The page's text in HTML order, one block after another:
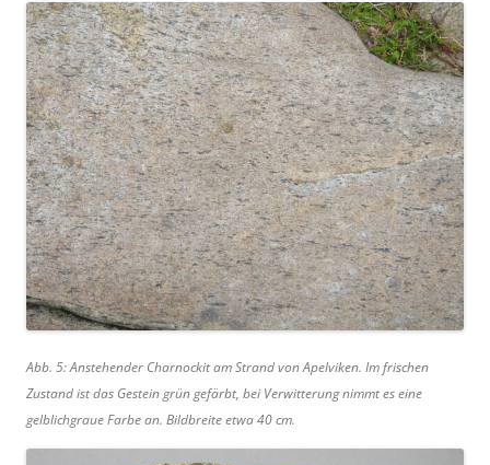
Abb. 5: Anstehender Charnockit am Strand von Apelviken. Im frischen
Zustand ist das Gestein grün gefärbt, bei Verwitterung nimmt es eine
gelblichgraue Farbe an. Bildbreite etwa 40 cm.